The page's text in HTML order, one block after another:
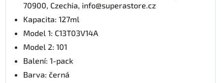
70900, Czechia, info@superastore.cz
Kapacita: 127ml
Model 1: C13T03V14A
Model 2: 101
Balení: 1-pack
Barva: černá